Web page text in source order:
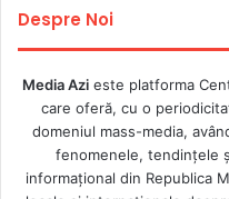
Despre Noi
Media Azieste platforma
care oferă, cu o
domeniul mass-media,
fenomenele, tendințele
informațional din Republica